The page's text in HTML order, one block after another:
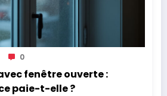
0
fenêtre ouverte :
paie-t-elle ?